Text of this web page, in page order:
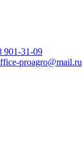
901-31-09
proagro@mail.ru